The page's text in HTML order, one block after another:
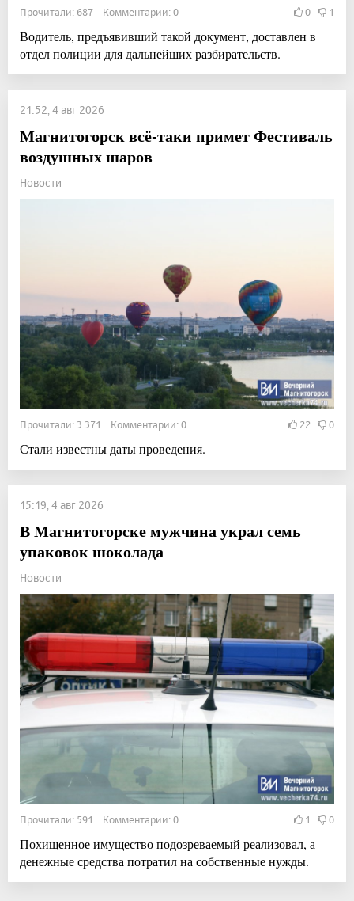
Прочитали: 687 Комментарии: 0 0 1
Водитель, предъявивший такой документ, доставлен в
отдел полиции для дальнейших разбирательств.
21:52, 4 авг 2026
Магнитогорск всё-таки примет Фестиваль
воздушных шаров
Новости
Прочитали: 3 371 Комментарии: 0 22 0
Стали известны даты проведения.
15:19, 4 авг 2026
В Магнитогорске мужчина украл семь
упаковок шоколада
Новости
Прочитали: 591 Комментарии: 0 1 0
Похищенное имущество подозреваемый реализовал, а
денежные средства потратил на собственные нужды.